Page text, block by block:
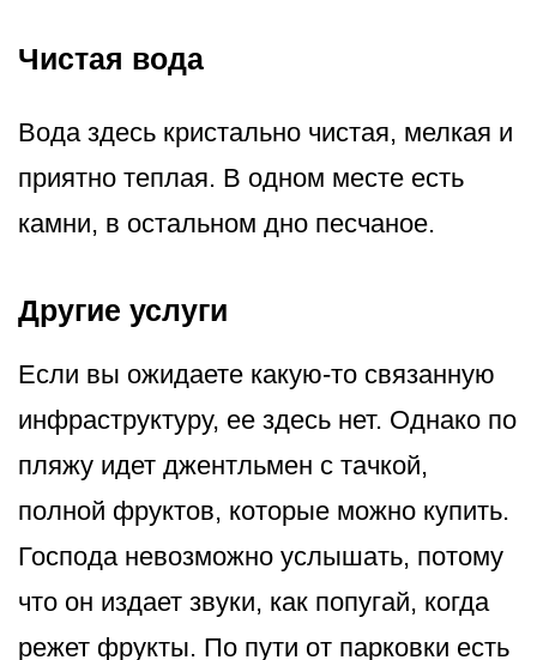
Чистая вода
Вода здесь кристально чистая, мелкая и
приятно теплая. В одном месте есть
камни, в остальном дно песчаное.
Другие услуги
Если вы ожидаете какую-то связанную
инфраструктуру, ее здесь нет. Однако по
пляжу идет джентльмен с тачкой,
полной фруктов, которые можно купить.
Господа невозможно услышать, потому
что он издает звуки, как попугай, когда
режет фрукты. По пути от парковки есть